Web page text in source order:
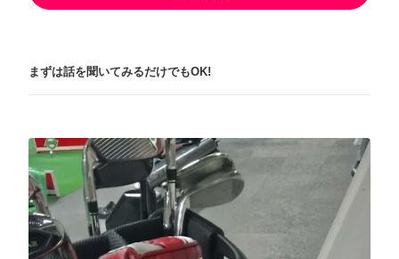
まずは話を聞いてみるだけでもOK!